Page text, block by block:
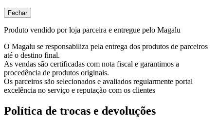
Fechar
Produto vendido por loja parceira e entregue pelo Magalu
O Magalu se responsabiliza pela entrega dos produtos de parceiros
até o destino final.
As vendas são certificadas com nota fiscal e garantimos a
procedência de produtos originais.
Os parceiros são selecionados e avaliados regularmente portal
excelência no serviço e reputação com os clientes
Política de trocas e devoluções